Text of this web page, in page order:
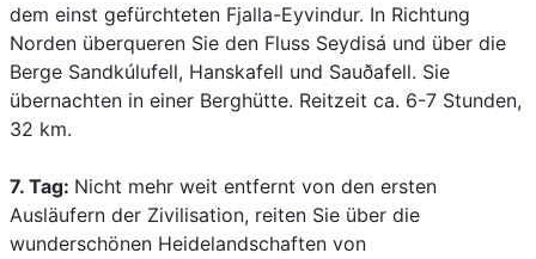
dem einst gefürchteten Fjalla-Eyvindur. In Richtung
Norden überqueren Sie den Fluss Seydisá und über die
Berge Sandkúlufell, Hanskafell und Sauðafell. Sie
übernachten in einer Berghütte. Reitzeit ca. 6-7 Stunden,
32 km.
7. Tag: Nicht mehr weit entfernt von den ersten
Ausläufern der Zivilisation, reiten Sie über die
wunderschönen Heidelandschaften von